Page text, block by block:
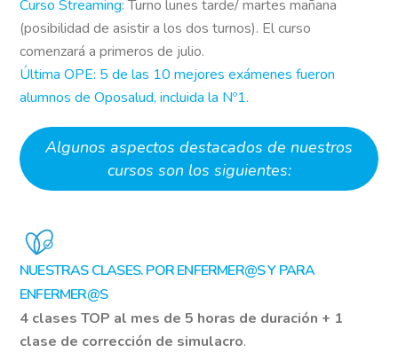
Curso Streaming: Turno lunes tarde/ martes mañana
(posibilidad de asistir a los dos turnos). El curso
comenzará a primeros de julio.
Última OPE: 5 de las 10 mejores exámenes fueron
alumnos de Oposalud, incluida la Nº1.
Algunos aspectos destacados de nuestros
cursos son los siguientes:
NUESTRAS CLASES. POR ENFERMER@S Y PARA
ENFERMER@S
4 clases TOP al mes de 5 horas de duración + 1
clase de corrección de simulacro.